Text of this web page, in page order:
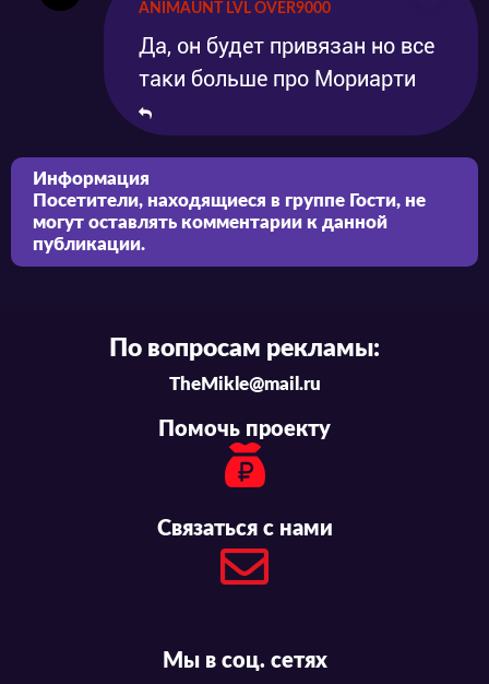
ANIMAUNT LVL OVER9000
Да, он будет привязан но все
таки больше про Мориарти
Информация
Посетители, находящиеся в группе Гости, не
могут оставлять комментарии к данной
публикации.
По вопросам рекламы:
TheMikle@mail.ru
Помочь проекту
Связаться с нами
Мы в соц. сетях